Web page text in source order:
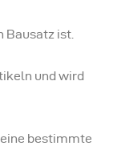
Bausatz ist.
und wird
bestimmte